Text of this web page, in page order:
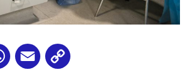
WhatsApp
Email